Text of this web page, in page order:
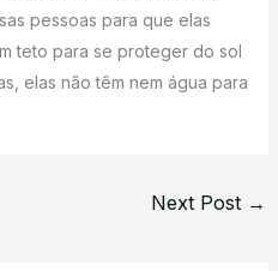
pessoas para que elas
teto para se proteger do sol
elas não têm nem água para
Next Post →